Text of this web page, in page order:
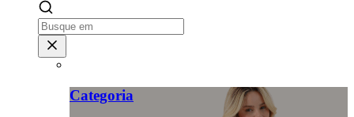
Categoria